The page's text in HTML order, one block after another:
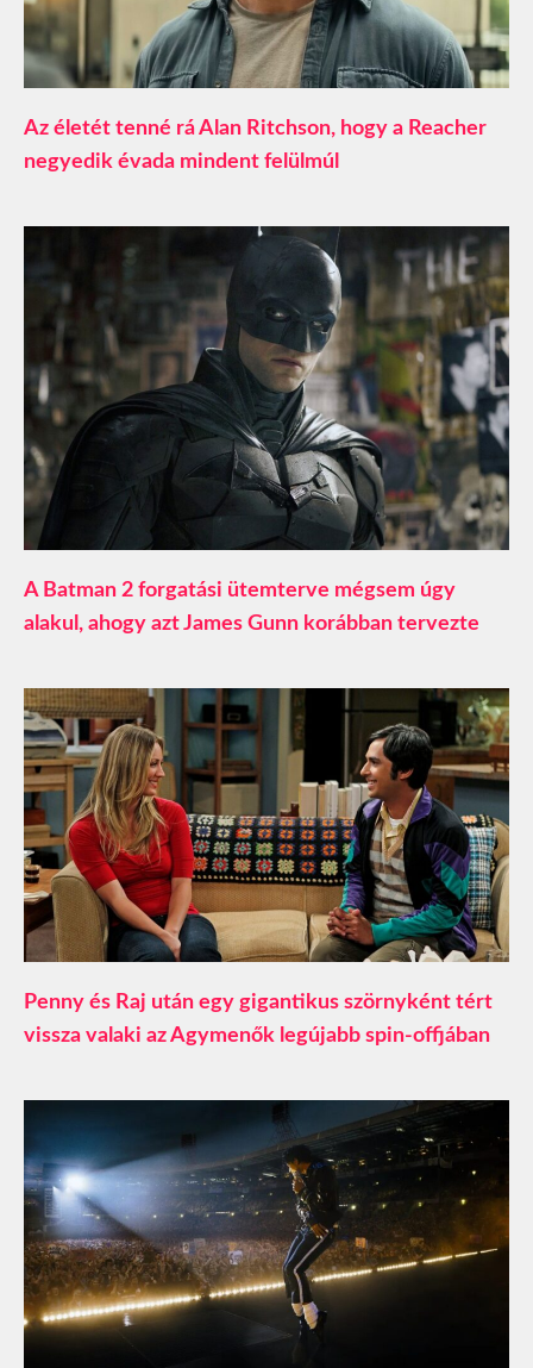
Az életét tenné rá Alan Ritchson, hogy a Reacher
negyedik évada mindent felülmúl
A Batman 2 forgatási ütemterve mégsem úgy
alakul, ahogy azt James Gunn korábban tervezte
Penny és Raj után egy gigantikus szörnyként tért
vissza valaki az Agymenők legújabb spin-offjában